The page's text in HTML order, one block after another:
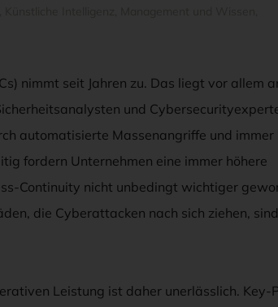
nimmt seit Jahren zu. Das liegt vor allem
und
automatisierte Massenangriffe und immer
fordern Unternehmen eine immer höhere
Continuity nicht unbedingt wichtiger
die Cyberattacken nach sich ziehen,
Leistung ist daher unerlässlich. Key-